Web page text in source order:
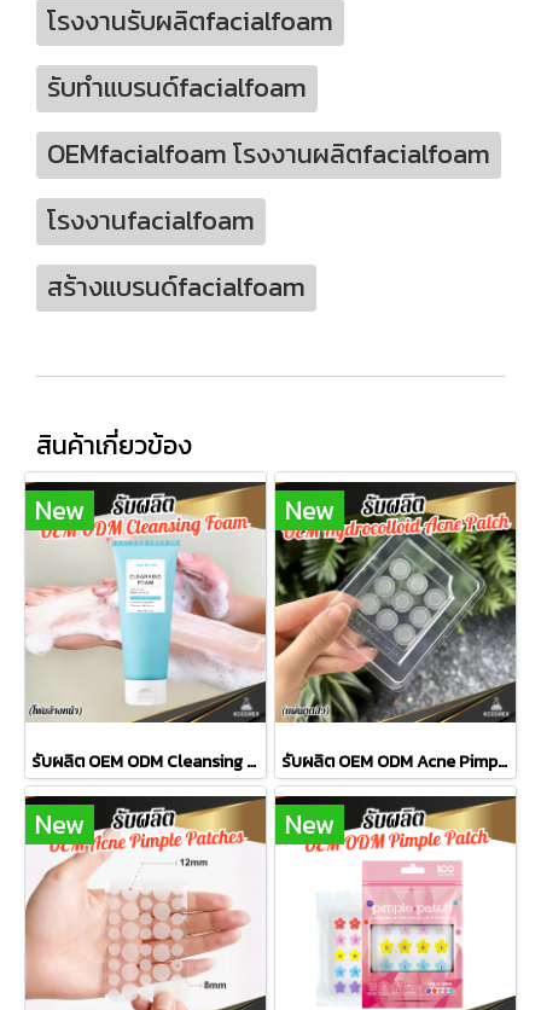
โรงงานรับผลิตfacialfoam
รับทำแบรนด์facialfoam
OEMfacialfoam โรงงานผลิตfacialfoam
โรงงานfacialfoam
สร้างแบรนด์facialfoam
สินค้าเกี่ยวข้อง
New
รับผลิต OEM ODM Cleansing Foam โฟมล้างหน้าสูตร Amino Acid & Hyaluronic Acid ทำความสะอาดล้ำลึก พร้อมเสริมปราการผิวให้แข็งแรง
New
รับผลิต OEM ODM Acne Pimple Patches แผ่นดูดสิวไฮโดรคอลลอยด์เกรดพรีเมียม ดูดซับสิวเกลี้ยง สิวยุบไว พร้อมปกป้องแผลสิวจากแบคทีเรีย
New New